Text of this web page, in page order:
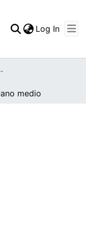
Log In
Valle del Cauca
medio